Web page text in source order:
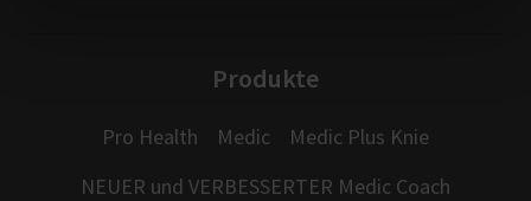
Produkte
Pro Health Medic
Medic Plus Knie
NEUER und VERBESSERTER Medic Coach